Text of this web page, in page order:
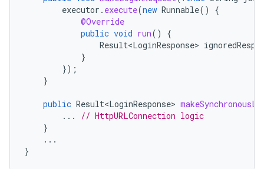
executor . execute(new Runnable()
{
@Override
public void run()
{
Result<LoginResponse>
}
});
}
public Result<LoginResponse>
...
// HttpURLConnection logic
}
...
}